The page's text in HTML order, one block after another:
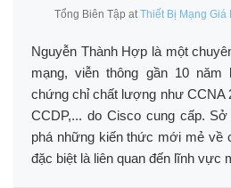
Tổng Biên Tập at Thiết Bị Mạng Giá
Nguyễn Thành Hợp là một
mạng, viễn thông gần 10 năm
chứng chỉ chất lượng như CCNA
CCDP,... do Cisco cung cấp.
phá những kiến thức mới mẻ về
đặc biệt là liên quan đến lĩnh vực